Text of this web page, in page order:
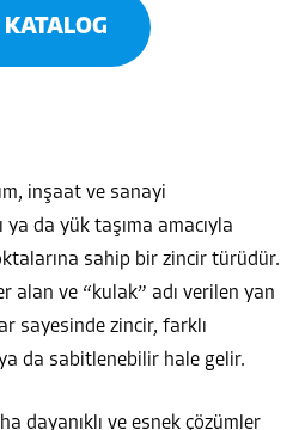
KATALOG
inşaat ve sanayi
da yük taşıma amacıyla
sahip bir zincir türüdür.
alan ve “kulak” adı verilen yan
sayesinde zincir, farklı
da sabitlenebilir hale gelir.
dayanıklı ve esnek çözümler